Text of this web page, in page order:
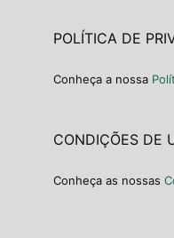
POLÍTICA DE
Conheça a nossa
CONDIÇÕES DE
Conheça as nossas